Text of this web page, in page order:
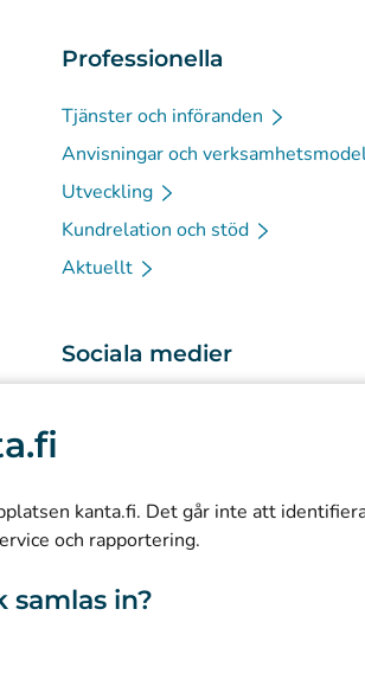
kanta.fi. Det går inte att
och rapportering.
samlas in?
Professionella
Tjänster och införanden
Anvisningar och
Utveckling
Kundrelation och stöd
Aktuellt
Sociala medier